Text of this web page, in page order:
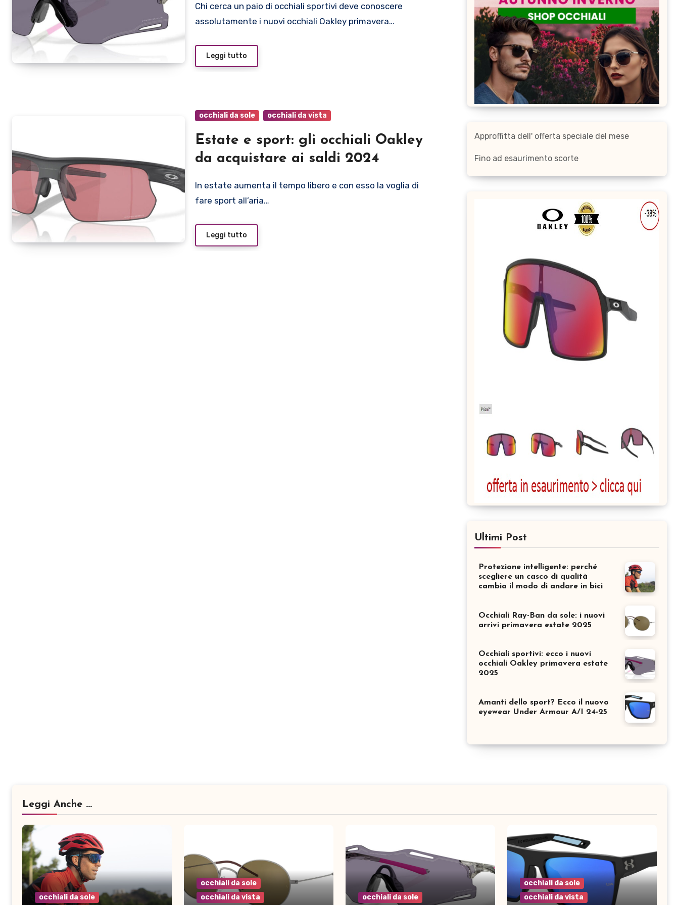
Chi cerca un paio di occhiali sportivi deve conoscere
assolutamente i nuovi occhiali Oakley primavera…
Leggi tutto
occhiali da sole occhiali da vista
Estate e sport: gli occhiali Oakley
da acquistare ai saldi 2024
In estate aumenta il tempo libero e con esso la voglia di
fare sport all’aria…
Leggi tutto
Approffitta dell' offerta speciale del mese
Fino ad esaurimento scorte
Ultimi Post
Protezione intelligente: perché
scegliere un casco di qualità
cambia il modo di andare in bici
Occhiali Ray-Ban da sole: i nuovi
arrivi primavera estate 2025
Occhiali sportivi: ecco i nuovi
occhiali Oakley primavera estate
2025
Amanti dello sport? Ecco il nuovo
eyewear Under Armour A/I 24-25
Leggi Anche ...
occhiali da sole
occhiali da sole
occhiali da vista
occhiali da sole
occhiali da sole
occhiali da vista